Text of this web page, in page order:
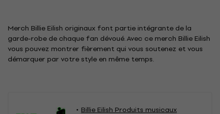
Merch Billie Eilish originaux font partie intégrante de la
garde-robe de chaque fan dévoué. Avec ce merch Billie Eilish
vous pouvez montrer fièrement qui vous soutenez et vous
démarquer par votre style en même temps.
Billie Eilish Produits musicaux